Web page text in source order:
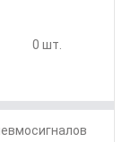
0 шт.